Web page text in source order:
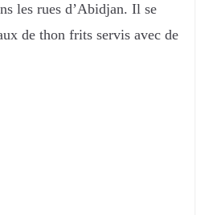
les rues d’Abidjan. Il se
de thon frits servis avec de